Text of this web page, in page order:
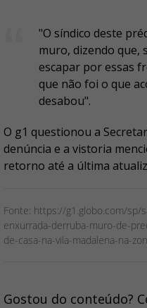
"O síndico deste
muro, dizendo que,
escapar por essas
que não foi o que
desabou".
O g1 questionou a
denúncia e a vistoria
retorno até a última
Fonte: https://g1.globo.com/
enxurrada-derruba-muro-de-
de-casa-na-vila-madalena-na-
Gostou do conteúdo?